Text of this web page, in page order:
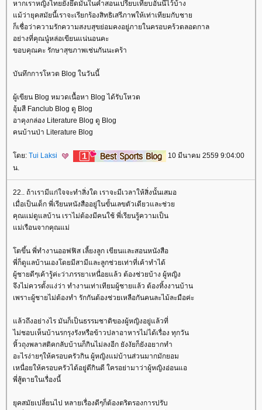
หากเราหญิงไทยยังยึดมั่นในคำสอนเปรียบเทียบอันนี้ไว้บ้าง
ม้ว่ายุคสมัยนี้เราจะเรียกร้องสิทธิเสรีภาพให้เท่าเทียมกับชา
ก็เชื่อว่าความรักความสงบสุขย่อมคงอยู่ภายในครอบคร้วตลอดกาล
อย่างที่คุณนู๋หล่อเขียนแน่นอนคะ
ขอบคุณคะ รักษาสุขภาพเช่นกันนะคร้า
บันทึกการโหวต Blog ในวันนี้
ผู้เขียน Blog หมวดเนื้อหา Blog ได้รับโหวต
อุ้มสี Fanclub Blog ดู Blog
อาคุงกล่อง Literature Blog ดู Blog
คนบ้านป่า Literature Blog
ดย: Tui Laksi
10 มีนาคม 2559 9:04:00
น.
22.. ถ้าเรามีแก่ใจจะทำสิ่งใด เราจะมีเวลาให้สิ่งนั้นเสมอ
เมื่อเป็นเด็ก พี่เรียนหนังสืออยู่ในขั้นเลขตัวเดียวและช่ว
คุณแม่ดูแลบ้าน เราไม่ต้องมีคนใช้ พี่เรียนรู้ความเป็น
ม่เรือนจากคุณแม่
ตขึ้น พี่ทำงานออฟฟิส เลี้ยงลูก เขียนและสอนหนังสือ
พี่ก็ดูแลบ้านเองโดยมีสามีและลูกช่วยเท่าที่เค้าทำได้
ผู้ชายดีๆเค้ารู้ค่ะว่าภรรยาเหนื่อยแล้ว ต้องช่วยบ้าง ผู้หญิง
จึงไม่ควรตั้งแง่ว่า ทำงานเท่าเทียมผู้ชายแล้ว ต้องทิ้งงานบ้าน
เพราะผู้ชายไม่ต้องทำ รักกันต้องช่วยเหลือกันคนละไม้ละมือค่ะ
ล้วถึงอย่างไร มันก็เป็นธรรมชาติของผู้หญิงอยู่แล้วที่
ไม่ชอบเห็นบ้านรกรุงรังหรือข้าวปลาอาหารไม่ได้เรื่อง ทุกวัน
หิ้วถุงพลาสติคกลับบ้านก็กินไม่ลงอีก ยังงัยก็ยังอยากทำ
อะไรง่ายๆให้ครอบครัวกิน ผู้หญิงแม่บ้านส่วนมากมักยอม
เหนื่อยให้ครอบครัวได้อยู่ดีกินดี ใครอย่ามาว่าผู้หญิงอ่อนแอ
พี่สู้ตายในเรื่องนี้
ุคสมัยเปลี่ยนไป หลายเรื่องดีๆก็ต้องตริตรองการปรับ